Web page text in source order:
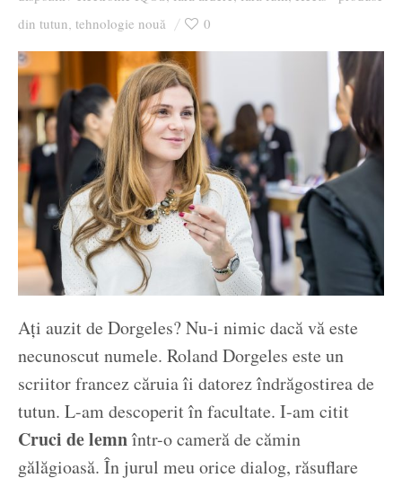
Ziua culorii
din tutun, tehnologie nouă 0
Ați auzit de Dorgeles? Nu-i nimic dacă vă este
necunoscut numele. Roland Dorgeles este un
scriitor francez căruia îi datorez îndrăgostirea de
tutun. L-am descoperit în facultate. I-am citit
Cruci de lemnîntr-o cameră de cămin
gălăgioasă. În jurul meu orice dialog, răsuflare